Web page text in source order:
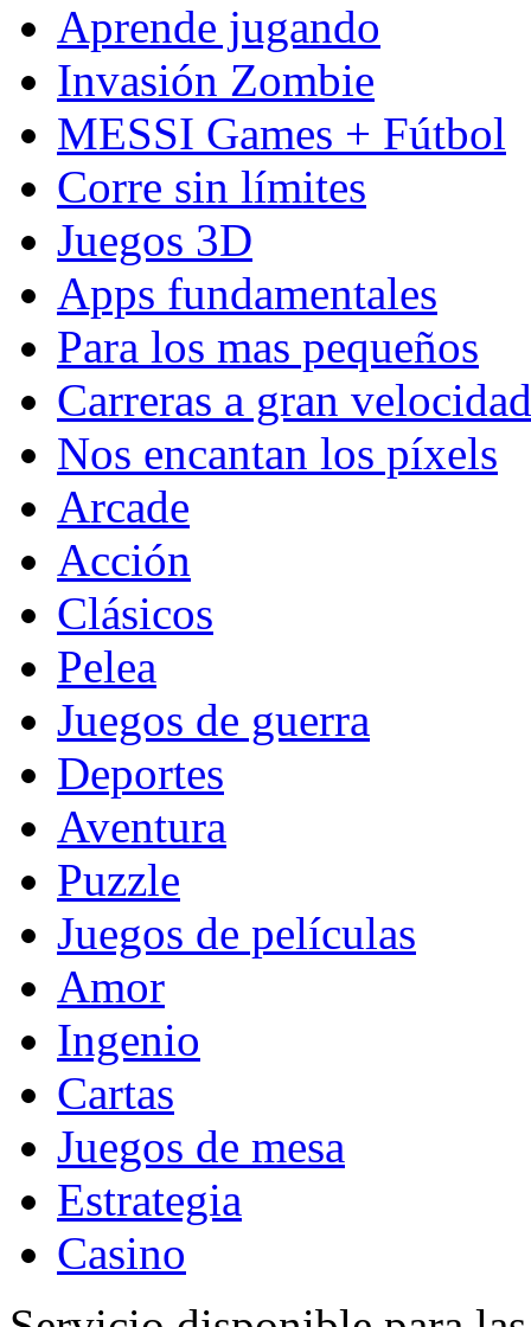
Aprende jugando
Invasión Zombie
MESSI Games + Fútbol
Corre sin límites
Juegos 3D
Apps fundamentales
Para los mas pequeños
Carreras a gran velocidad
Nos encantan los píxels
Arcade
Acción
Clásicos
Pelea
Juegos de guerra
Deportes
Aventura
Puzzle
Juegos de películas
Amor
Ingenio
Cartas
Juegos de mesa
Estrategia
Casino